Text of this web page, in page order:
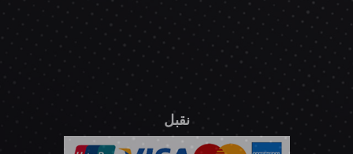
نقبل